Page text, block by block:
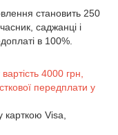
становить 250
саджанці і
в 100%.
4000 грн,
передплати у
карткою Visa,